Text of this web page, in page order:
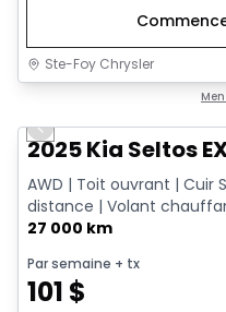
Ste-Foy Chrysler
Previous slide
2025 Kia Seltos
AWD | Toit ouvrant | Cuir
distance | Volant
27 000 km
Par semaine + tx
101 $